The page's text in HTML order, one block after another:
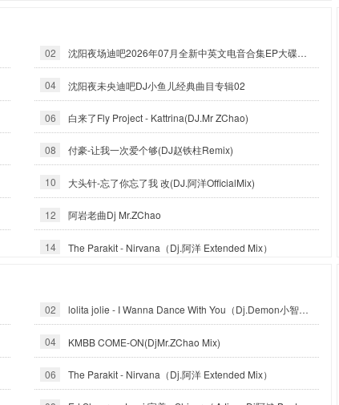
02 沈阳夜场迪吧2026年07月全新中英文电音合集EP大碟-沈阳DJ小良
04 沈阳夜未央迪吧DJ小鱼儿经典曲目专辑02
06 白来了Fly Project - Kattrina(DJ.Mr ZChao)
08 付豪-让我一次爱个够(DJ赵铁柱Remix)
10 大头针-忘了你忘了我 改(DJ.阿洋OfficialMix)
12 阿岩老曲Dj Mr.ZChao
14 The Parakit - Nirvana（Dj.阿洋 Extended Mix）
02 lolita jolie - I Wanna Dance With You（Dj.Demon小智_Reximx）
04 KMBB COME-ON(DjMr.ZChao Mix)
06 The Parakit - Nirvana（Dj.阿洋 Extended Mix）